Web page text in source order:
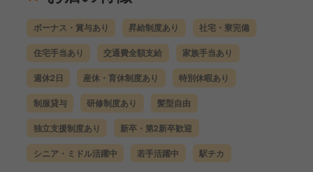
ボーナス・賞与あり 昇給制度あり 社宅・寮完備
住宅手当あり 交通費全額支給 家族手当あり
週休2日 産休・育休制度あり 特別休暇あり
制服貸与 研修制度あり 髪型自由
独立支援制度あり 新卒・第2新卒歓迎
シニア・ミドル活躍中 若手活躍中 駅チカ